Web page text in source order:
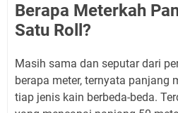
Berapa Meterkah
Satu Roll?
Masih sama dan seputar dari
berapa meter, ternyata panjang
tiap jenis kain berbeda-beda.